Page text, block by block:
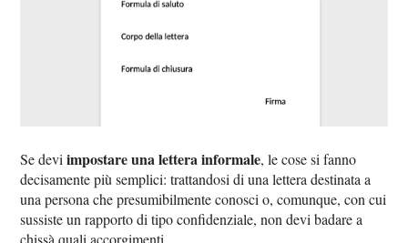
Se deviimpostare una lettera informale, le cose si fanno
decisamente più semplici: trattandosi di una lettera destinata a
una persona che presumibilmente conosci o, comunque, con cui
sussiste un rapporto di tipo confidenziale, non devi badare a
chissà quali accorgimenti.